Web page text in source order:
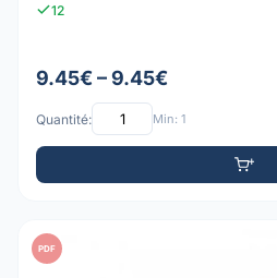
12
9.45€ – 9.45€
Quantité: Min: 1
PDF